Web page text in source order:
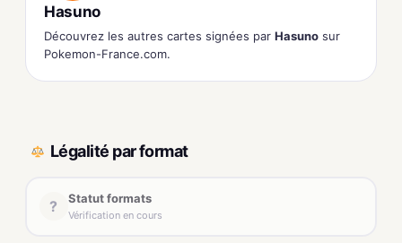
Hasuno
Découvrez les autres cartes signées par Hasuno sur
Pokemon-France.com.
Légalité par format
? Statut formats
Vérification en cours